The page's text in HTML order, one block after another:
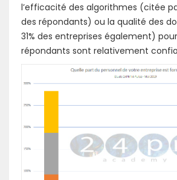
l’efficacité des algorithmes (citée
des répondants) ou la qualité des
31% des entreprises également)
répondants sont relativement